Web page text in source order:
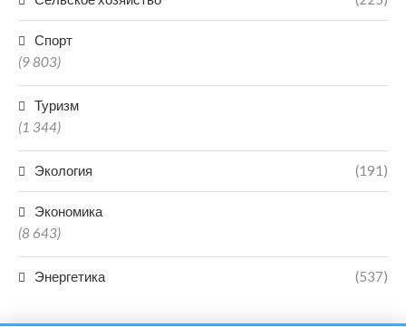
Спорт
(9 803)
Туризм
(1 344)
Экология (191)
Экономика
(8 643)
Энергетика (537)